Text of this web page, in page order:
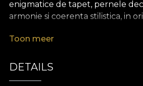
enigmatice de tapet, pernele
armonie si coerenta stilistica, in
Pernele sunt realizate din
Dimensiunea de 43 x 43 cm le
Toon meer
DETAILS